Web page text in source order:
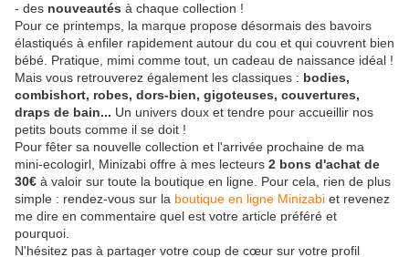
- des nouveautés à chaque collection !
Pour ce printemps, la marque propose désormais des bavoirs
élastiqués à enfiler rapidement autour du cou et qui couvrent bien
bébé. Pratique, mimi comme tout, un cadeau de naissance idéal !
Mais vous retrouverez également les classiques : bodies,
combishort, robes, dors-bien, gigoteuses, couvertures,
draps de bain... Un univers doux et tendre pour accueillir nos
petits bouts comme il se doit !
Pour fêter sa nouvelle collection et l'arrivée prochaine de ma
mini-ecologirl, Minizabi offre à mes lecteurs 2 bons d'achat de
30€ à valoir sur toute la boutique en ligne. Pour cela, rien de plus
simple : rendez-vous sur la boutique en ligne Minizabi et revenez
me dire en commentaire quel est votre article préféré et
pourquoi.
N'hésitez pas à partager votre coup de cœur sur votre profil